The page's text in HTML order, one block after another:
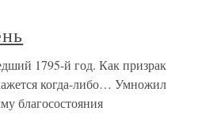
1795-й год. Как призрак
когда-либо… Умножил
благосостояния